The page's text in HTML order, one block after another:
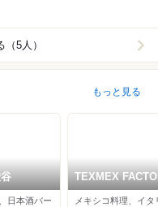
5人）
もっと見る
日本酒バー
TEXMEX
渋谷公園通り店